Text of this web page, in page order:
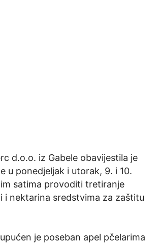
d.o.o. iz Gabele obavijestila je
u ponedjeljak i utorak, 9. i 10.
satima provoditi tretiranje
i nektarina sredstvima za zaštitu
je poseban apel pčelarima